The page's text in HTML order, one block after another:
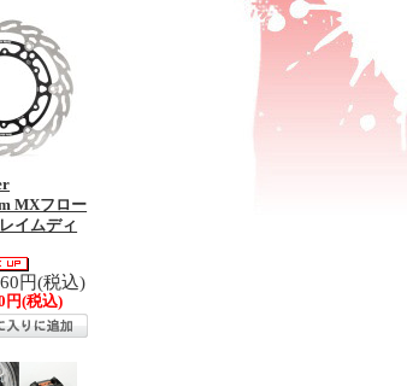
MXフロー
イムディ
円(税込)
円(税込)